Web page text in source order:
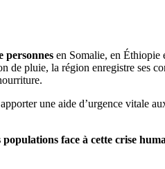
personnes en Somalie, en Éthiopie
de pluie, la région enregistre
une aide d’urgence
populations face à cette crise